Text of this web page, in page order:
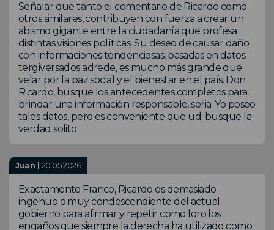
Señalar que tanto el comentario de Ricardo como
otros similares, contribuyen con fuerza a crear un
abismo gigante entre la ciudadanía que profesa
distintas visiones políticas. Su deseo de causar daño
con informaciones tendenciosas, basadas en datos
tergiversados adrede, es mucho más grande que
velar por la paz social y el bienestar en el país. Don
Ricardo, busque los antecedentes completos para
brindar una información responsable, seria. Yo poseo
tales datos, pero es conveniente que ud. busque la
verdad solito.
Juan | 20.05.2026
Exactamente Franco, Ricardo es demasiado
ingenuo o muy condescendiente del actual
gobierno para afirmar y repetir como loro los
engaños que siempre la derecha ha utilizado como